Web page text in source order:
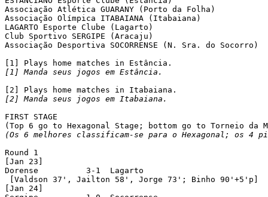
Associação Atlética GUARANY (Porto da Folha)
Associação Olímpica ITABAIANA (Itabaiana)
LAGARTO Esporte Clube (Lagarto)				[2]
Club Sportivo SERGIPE (Aracaju)
Associação Desportiva SOCORRENSE (N. Sra. do Socorro)
[1] Manda seus jogos em Estância.
[2] Manda seus jogos em Itabaiana.
FIRST STAGE
(Os 6 melhores classificam-se para o Hexagonal; os 4
Round 1
[Jan 23]
Dorense		 3-1  Lagarto				att: 246
[Valdson 37', Jailton 58', Jorge 73'; Binho 90'+5'p]
[Jan 24]